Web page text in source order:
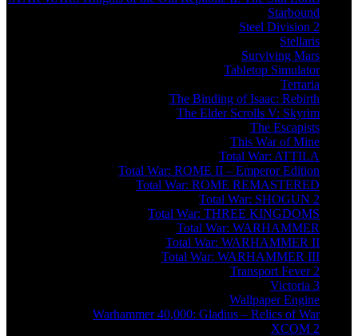
Starbound
Steel Division 2
Stellaris
Surviving Mars
Tabletop Simulator
Terraria
The Binding of Isaac: Rebirth
The Elder Scrolls V: Skyrim
The Escapists
This War of Mine
Total War: ATTILA
Total War: ROME II – Emperor Edition
Total War: ROME REMASTERED
Total War: SHOGUN 2
Total War: THREE KINGDOMS
Total War: WARHAMMER
Total War: WARHAMMER II
Total War: WARHAMMER III
Transport Fever 2
Victoria 3
Wallpaper Engine
Warhammer 40,000: Gladius – Relics of War
XCOM 2